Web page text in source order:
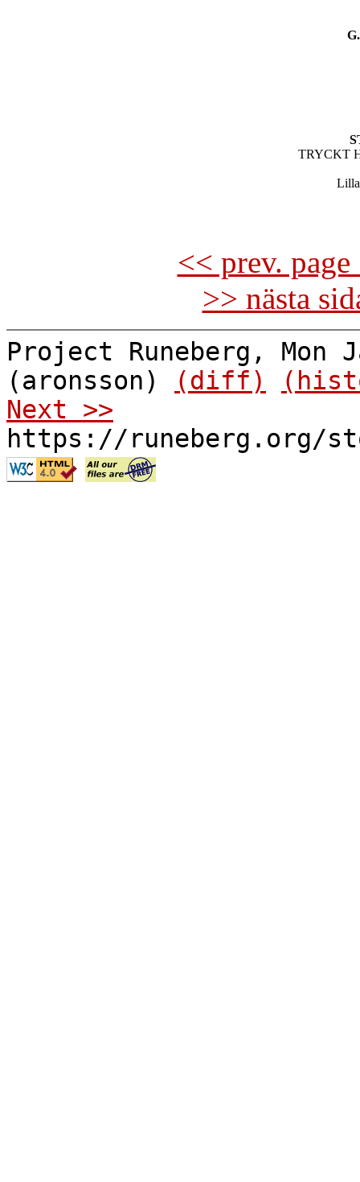
TRYCKT
<< prev.
>> nästa
Project Runeberg, Mon
(aronsson)
(diff)
Next >>
https://runeberg.org/